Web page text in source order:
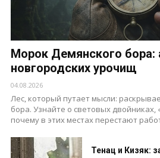
Морок Демянского бора:
новгородских урочищ
04.08.2026
Лес, который путает мысли:
бора. Узнайте о световых двойниках,
почему в этих местах перестают
Тенац и Кизяк: